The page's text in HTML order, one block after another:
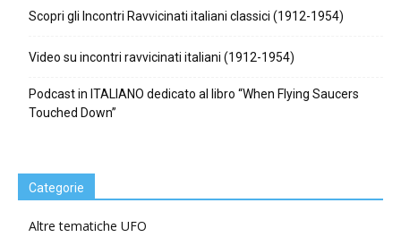
Scopri gli Incontri Ravvicinati italiani classici (1912-1954)
Video su incontri ravvicinati italiani (1912-1954)
Podcast in ITALIANO dedicato al libro “When Flying Saucers
Touched Down”
Categorie
Altre tematiche UFO